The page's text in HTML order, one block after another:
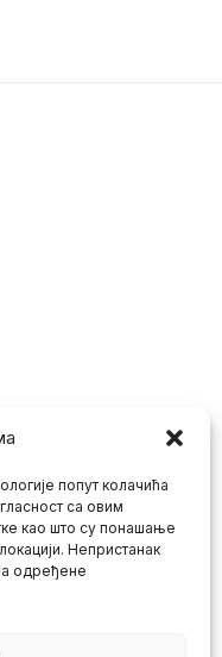
попут колачића
са овим
као што су понашање
Непристанак
одређене